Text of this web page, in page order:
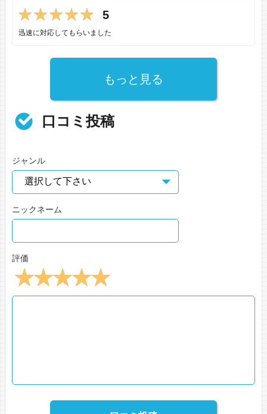
5
迅速に対応してもらいました
もっと見る
口コミ投稿
ジャンル
ニックネーム
評価